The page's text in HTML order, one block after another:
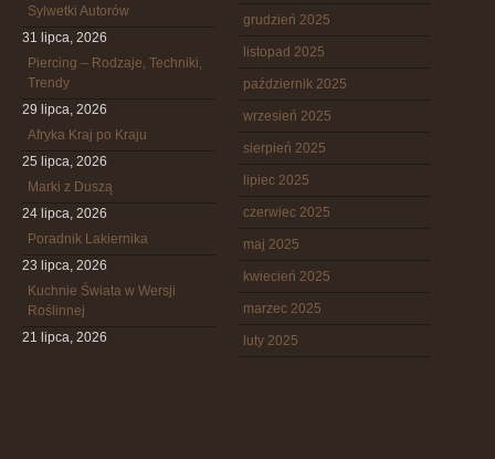
Sylwetki Autorów
31 lipca, 2026
Piercing – Rodzaje, Techniki,
Trendy
29 lipca, 2026
Afryka Kraj po Kraju
25 lipca, 2026
Marki z Duszą
24 lipca, 2026
Poradnik Lakiernika
23 lipca, 2026
Kuchnie Świata w Wersji
Roślinnej
21 lipca, 2026
grudzień 2025
listopad 2025
październik 2025
wrzesień 2025
sierpień 2025
lipiec 2025
czerwiec 2025
maj 2025
kwiecień 2025
marzec 2025
luty 2025